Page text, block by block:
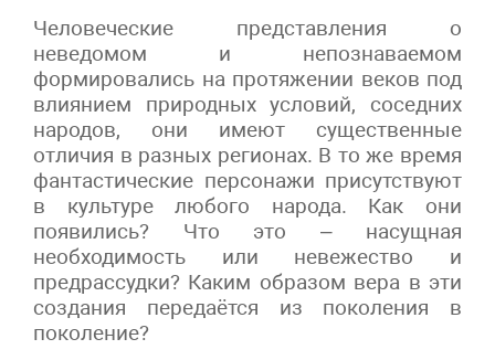
Человеческие представления о
неведомом и непознаваемом
формировались на протяжении веков под
влиянием природных условий, соседних
народов, они имеют существенные
отличия в разных регионах. В то же время
фантастические персонажи присутствуют
в культуре любого народа. Как они
появились? Что это – насущная
необходимость или невежество и
предрассудки? Каким образом вера в эти
создания передаётся из поколения в
поколение?